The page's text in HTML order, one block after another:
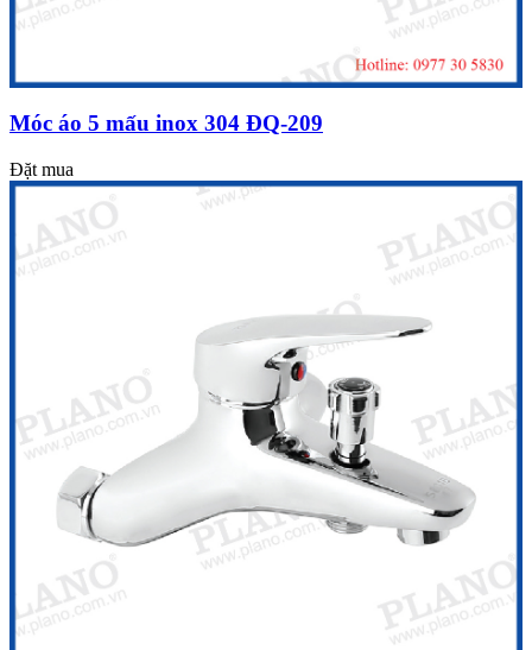
Móc áo 5 mấu inox 304 ĐQ-209
Đặt mua